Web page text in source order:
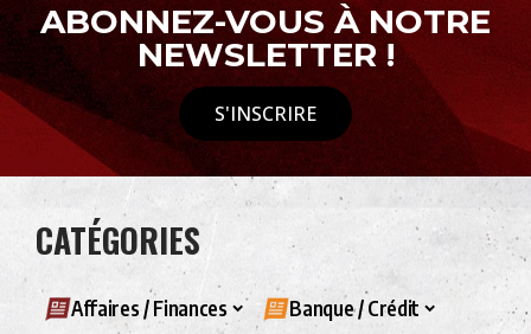
ABONNEZ-VOUS À NOTRE
NEWSLETTER !
S'INSCRIRE
CATÉGORIES
Affaires / Finances Banque / Crédit